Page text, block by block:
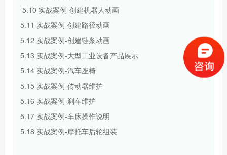
5.10 实战案例-创建机器人动画
5.11 实战案例-创建路径动画
5.12 实战案例-创建链条动画
5.13 实战案例-大型工业设备产品展示
5.14 实战案例-汽车座椅
5.15 实战案例-传动器维护
5.16 实战案例-刹车维护
5.17 实战案例-车床操作说明
5.18 实战案例-摩托车后轮组装